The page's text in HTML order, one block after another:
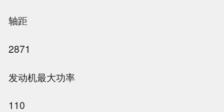
轴距
2871
发动机最大功率
110